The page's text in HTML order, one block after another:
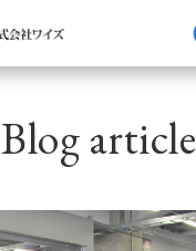
Blog article